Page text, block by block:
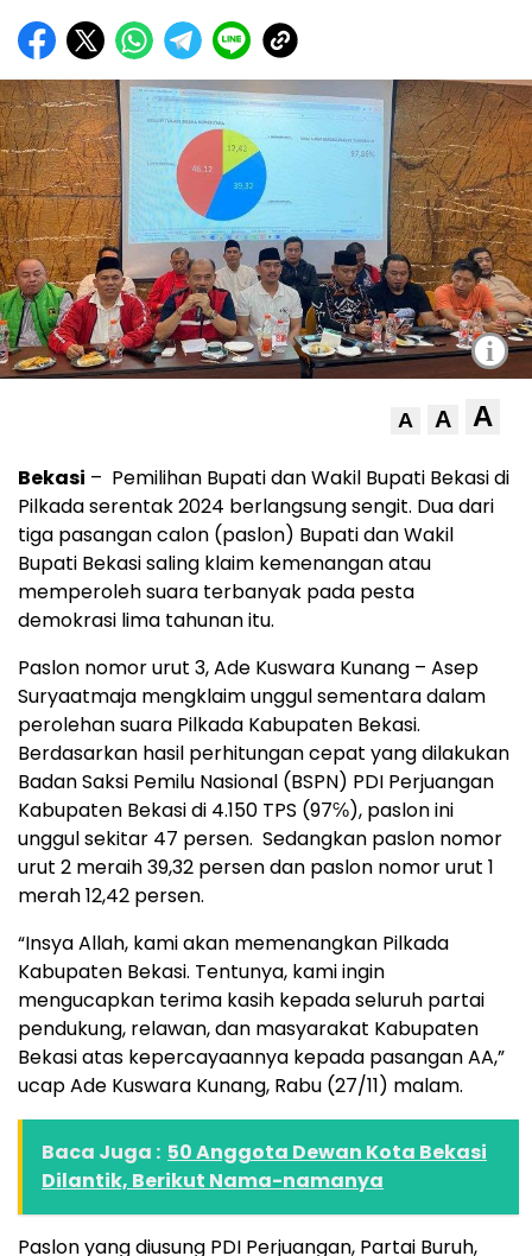
i
A A A
Bekasi – Pemilihan Bupati dan Wakil Bupati Bekasi di
Pilkada serentak 2024 berlangsung sengit. Dua dari
tiga pasangan calon (paslon) Bupati dan Wakil
Bupati Bekasi saling klaim kemenangan atau
memperoleh suara terbanyak pada pesta
demokrasi lima tahunan itu.
Paslon nomor urut 3, Ade Kuswara Kunang – Asep
Suryaatmaja mengklaim unggul sementara dalam
perolehan suara Pilkada Kabupaten Bekasi.
Berdasarkan hasil perhitungan cepat yang dilakukan
Badan Saksi Pemilu Nasional (BSPN) PDI Perjuangan
Kabupaten Bekasi di 4.150 TPS (97℅), paslon ini
unggul sekitar 47 persen. Sedangkan paslon nomor
urut 2 meraih 39,32 persen dan paslon nomor urut 1
merah 12,42 persen.
“Insya Allah, kami akan memenangkan Pilkada
Kabupaten Bekasi. Tentunya, kami ingin
mengucapkan terima kasih kepada seluruh partai
pendukung, relawan, dan masyarakat Kabupaten
Bekasi atas kepercayaannya kepada pasangan AA,”
ucap Ade Kuswara Kunang, Rabu (27/11) malam.
Baca Juga : 50 Anggota Dewan Kota Bekasi
Dilantik, Berikut Nama-namanya
Paslon yang diusung PDI Perjuangan, Partai Buruh,